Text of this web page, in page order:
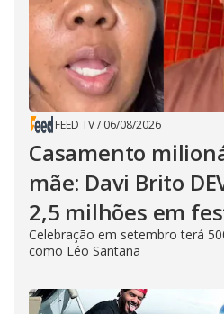
FEED TV/ 06/08/2026
Casamento
mãe: Davi Brito
2,5 milhões em
Celebração em setembro terá
como Léo Santana